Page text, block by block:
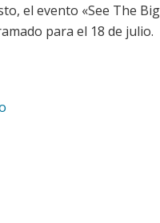
el evento «See The
para el 18 de julio.